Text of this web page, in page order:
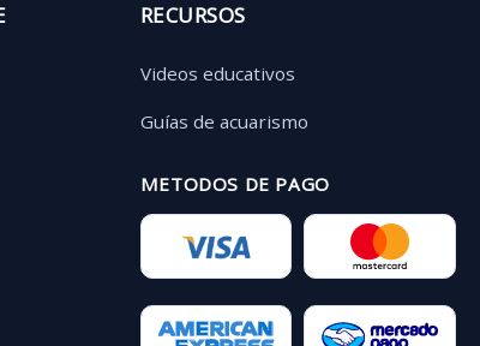
RECURSOS
Videos educativos
Guías de acuarismo
METODOS DE PAGO